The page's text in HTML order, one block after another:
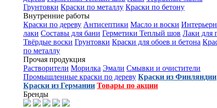
Грунтовки Краски по металлу Краски по бетону
Внутренние работы
Краски по дереву Антисептики Масло и воски
лаки Составы для бани Герметики Теплый шов Лаки для
Твёрдые воски Грунтовки Краски для обоев и бетона
по металлу
Прочая продукция
Растворители Морилка Эмали Смывки и очистители
Промышленные краски по дереву Краски из Финляндии
Краски из Германии Товары по акции
Бренды